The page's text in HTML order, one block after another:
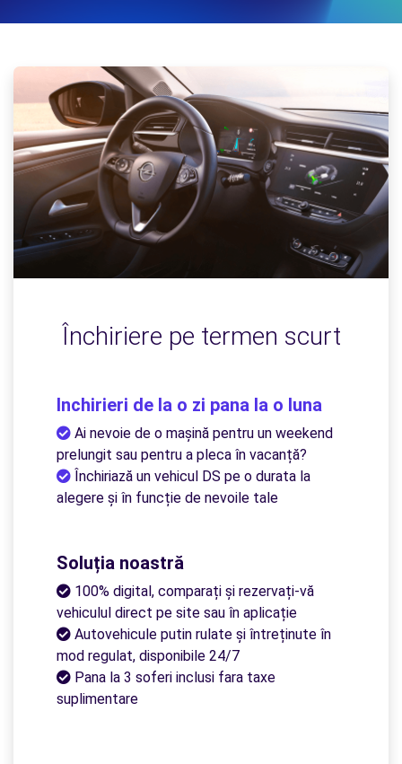
Închiriere pe termen scurt
Inchirieri de la o zi pana la o luna
Ai nevoie de o mașină pentru un weekend
prelungit sau pentru a pleca în vacanță?
Închiriază un vehicul DS pe o durata la
alegere și în funcție de nevoile tale
Soluția noastră
100% digital, comparați și rezervați-vă
vehiculul direct pe site sau în aplicație
Autovehicule putin rulate și întreținute în
mod regulat, disponibile 24/7
Pana la 3 soferi inclusi fara taxe
suplimentare